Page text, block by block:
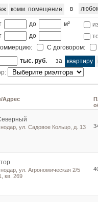
комм. помещение в
до м²
до
С договором:
тыс. руб. за квартиру
Адрес
ул. Садовое Кольцо, д. 13
ул. Агрономическая 2/5
кв. 269